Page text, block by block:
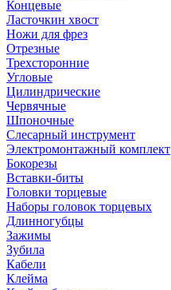
Концевые
Ласточкин хвост
Ножи для фрез
Отрезные
Трехсторонние
Угловые
Цилиндрические
Червячные
Шпоночные
Слесарный инструмент
Электромонтажный комплект
Бокорезы
Вставки-биты
Головки торцевые
Наборы головок торцевых
Длинногубцы
Зажимы
Зубила
Кабели
Клейма